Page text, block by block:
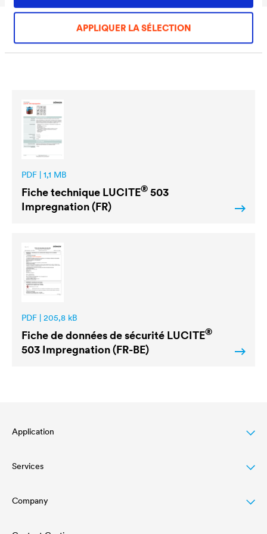
APPLIQUER LA SÉLECTION
Téléchargements
PDF | 1,1 MB
Fiche technique LUCITE® 503
Impregnation (FR)
PDF | 205,8 kB
Fiche de données de sécurité LUCITE®
503 Impregnation (FR-BE)
Application
Wood varnish
Agriculture
Services
Téléchargements
Company